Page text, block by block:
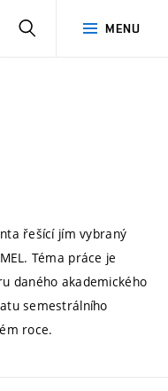
MENU
řešící jím vybraný
Téma práce je
daného akademického
semestrálního
roce.